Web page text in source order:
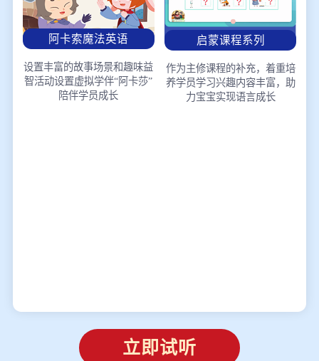
阿卡索魔法英语
设置丰富的故事场景和趣味益
智活动设置虚拟学伴“阿卡莎”
陪伴学员成长
启蒙课程系列
作为主修课程的补充，着重培
养学员学习兴趣内容丰富，助
力宝宝实现语言成长
立即试听